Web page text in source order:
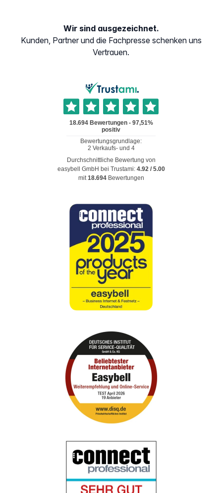
Wir sind ausgezeichnet.
Kunden, Partner und die Fachpresse schenken uns
Vertrauen.
Durchschnittliche Bewertung von
easybell GmbH bei Trustami: 4.92/ 5.00
mit18.694 Bewertungen